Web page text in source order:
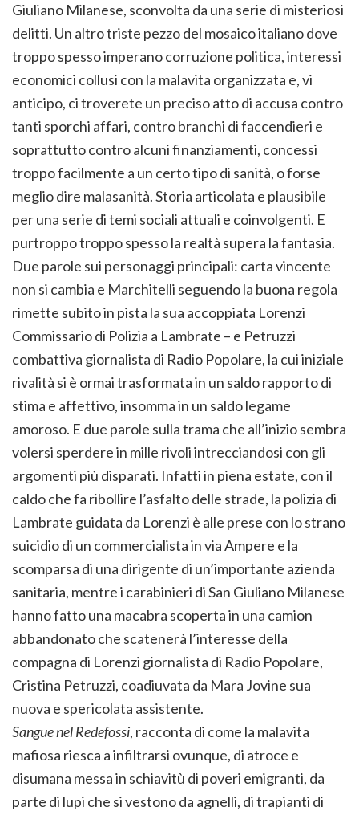
Giuliano Milanese, sconvolta da una serie di misteriosi
delitti. Un altro triste pezzo del mosaico italiano dove
troppo spesso imperano corruzione politica, interessi
economici collusi con la malavita organizzata e, vi
anticipo, ci troverete un preciso atto di accusa contro
tanti sporchi affari, contro branchi di faccendieri e
soprattutto contro alcuni finanziamenti, concessi
troppo facilmente a un certo tipo di sanità, o forse
meglio dire malasanità. Storia articolata e plausibile
per una serie di temi sociali attuali e coinvolgenti. E
purtroppo troppo spesso la realtà supera la fantasia.
Due parole sui personaggi principali: carta vincente
non si cambia e Marchitelli seguendo la buona regola
rimette subito in pista la sua accoppiata Lorenzi
Commissario di Polizia a Lambrate – e Petruzzi
combattiva giornalista di Radio Popolare, la cui iniziale
rivalità si è ormai trasformata in un saldo rapporto di
stima e affettivo, insomma in un saldo legame
amoroso. E due parole sulla trama che all’inizio sembra
volersi sperdere in mille rivoli intrecciandosi con gli
argomenti più disparati. Infatti in piena estate, con il
caldo che fa ribollire l’asfalto delle strade, la polizia di
Lambrate guidata da Lorenzi è alle prese con lo strano
suicidio di un commercialista in via Ampere e la
scomparsa di una dirigente di un’importante azienda
sanitaria, mentre i carabinieri di San Giuliano Milanese
hanno fatto una macabra scoperta in una camion
abbandonato che scatenerà l’interesse della
compagna di Lorenzi giornalista di Radio Popolare,
Cristina Petruzzi, coadiuvata da Mara Jovine sua
nuova e spericolata assistente.
Sangue nel Redefossi, racconta di come la malavita
mafiosa riesca a infiltrarsi ovunque, di atroce e
disumana messa in schiavitù di poveri emigranti, da
parte di lupi che si vestono da agnelli, di trapianti di